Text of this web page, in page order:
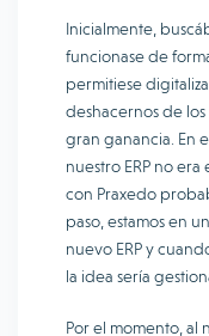
Inicialmente,
funcionase de
permitiese
deshacernos de los
gran ganancia. En
nuestro ERP no era
con Praxedo
paso, estamos en
nuevo ERP y
la idea sería
Por el momento, al